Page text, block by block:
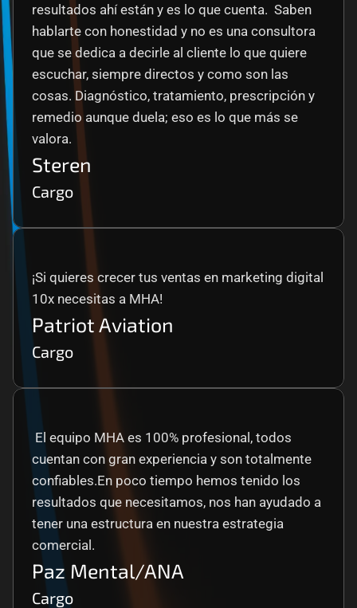
resultados ahí están y es lo que cuenta.  Saben
hablarte con honestidad y no es una consultora
que se dedica a decirle al cliente lo que quiere
escuchar, siempre directos y como son las
cosas. Diagnóstico, tratamiento, prescripción y
remedio aunque duela; eso es lo que más se
valora.
Steren
Cargo
¡Si quieres crecer tus ventas en marketing digital
10x necesitas a MHA!
Patriot Aviation
Cargo
cuentan con gran experiencia y son totalmente
confiables.En poco tiempo hemos tenido los
resultados que necesitamos, nos han ayudado a
tener una estructura en nuestra estrategia
comercial.
Paz Mental/ANA
Cargo